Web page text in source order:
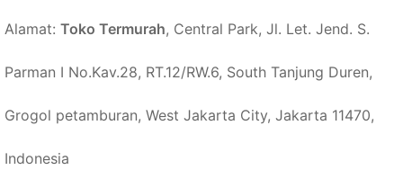
Alamat: Toko Termurah, Central Park, Jl. Let. Jend. S.
Parman I No.Kav.28, RT.12/RW.6, South Tanjung Duren,
Grogol petamburan, West Jakarta City, Jakarta 11470,
Indonesia